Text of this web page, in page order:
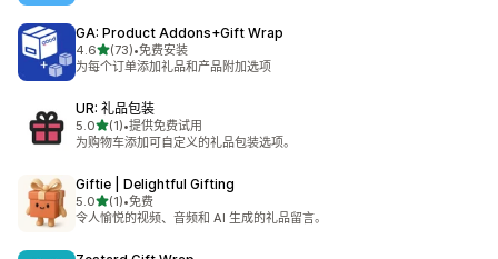
GA: Product Addons+Gift Wrap
4.6星（满分 5 星）
(73)
总共 73 条评论
•免费安装
为每个订单添加礼品和产品附加选项
UR: 礼品包装
5.0星（满分 5 星）
(1)
总共 1 条评论
•提供免费试用
为购物车添加可自定义的礼品包装选项。
Giftie | Delightful Gifting
5.0星（满分 5 星）
(1)
总共 1 条评论
•免费
令人愉悦的视频、音频和 AI 生成的礼品留言。